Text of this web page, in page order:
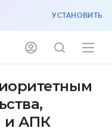
УСТАНОВИТЬ
и АПК